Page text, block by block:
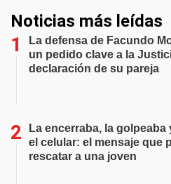
Noticias más leídas
La defensa de Facundo
un pedido clave a la
declaración de su pareja
La encerraba, la golpeaba
el celular: el mensaje que
rescatar a una joven